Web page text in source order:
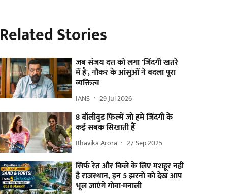
Related Stories
जब संजय दत्त को लगा 'जिंदगी खतरे
में है', नौकर के आंसुओं ने बदला पूरा
व्यक्तित्व
IANS 29 Jul 2026
8 बॉलीवुड फिल्में जो हमें जिंदगी के
कई सबक सिखाती हैं
Bhavika Arora 27 Sep 2025
सिर्फ रेत और किले के लिए मशहूर नहीं
है राजस्थान, इन 5 झरनों को देख आप
भूल जाएंगे गोवा-मनाली